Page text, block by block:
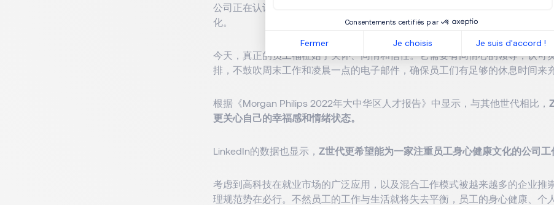
Consentements certifiés par
Fermer Je choisis Je suis d'accord !
公司正在认识到，他们自身成功的关键始于培养一种优先考虑员工心理、身体
化。
今天，真正的员工福祉始于关怀、同情和信任。它需要有同情心的领导，认可
排，不鼓吹周末工作和凌晨一点的电子邮件，确保员工们有足够的休息时间来充
根据《Morgan Philips 2022年大中华区人才报告》中显示，与其他世代相比，
更关心自己的幸福感和情绪状态。
LinkedIn的数据也显示， Z世代更希望能为一家注重员工身心健康文化的公司工
考虑到高科技在就业市场的广泛应用，以及混合工作模式被越来越多的企业推
理规范势在必行。不然员工的工作与生活就将失去平衡，员工的身心健康、个